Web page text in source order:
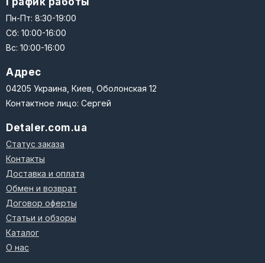
Пн-Пт: 8:30-19:00
Сб: 10:00-16:00
Вс: 10:00-16:00
Адрес
04205 Украина, Киев, Оболонская 12
Контактное лицо: Сергей
Detaler.com.ua
Статус заказа
Контакты
Доставка и оплата
Обмен и возврат
Договор оферты
Статьи и обзоры
Каталог
О нас